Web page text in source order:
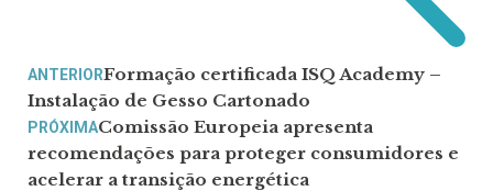
ANTERIORFormação certificada ISQ Academy –
Instalação de Gesso Cartonado
PRÓXIMAComissão Europeia apresenta
recomendações para proteger consumidores e
acelerar a transição energética